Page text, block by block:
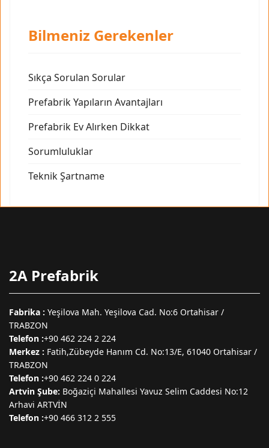
Bilmeniz Gerekenler
Sıkça Sorulan Sorular
Prefabrik Yapıların Avantajları
Prefabrik Ev Alırken Dikkat
Sorumluluklar
Teknik Şartname
2A Prefabrik
Fabrika : Yeşilova Mah. Yeşilova Cad. No:6 Ortahisar /
TRABZON
Telefon :+90 462 224 2 224
Merkez : Fatih,Zübeyde Hanım Cd. No:13/E, 61040 Ortahisar /
TRABZON
Telefon :+90 462 224 0 224
Artvin Şube: Boğaziçi Mahallesi Yavuz Selim Caddesi No:12
Arhavi ARTVİN
Telefon :+90 466 312 2 555